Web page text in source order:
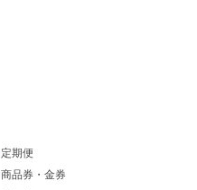
定期便
商品券・金券